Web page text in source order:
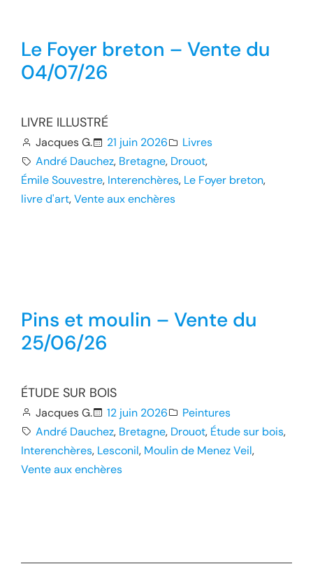
Le Foyer breton – Vente du
04/07/26
LIVRE ILLUSTRÉ
Jacques G. 21 juin 2026
Livres
André Dauchez, Bretagne, Drouot,
Émile Souvestre, Interenchères, Le Foyer breton,
livre d'art, Vente aux enchères
Pins et moulin – Vente du
25/06/26
ÉTUDE SUR BOIS
Jacques G. 12 juin 2026
Peintures
André Dauchez, Bretagne, Drouot, Étude sur bois,
Interenchères, Lesconil, Moulin de Menez Veil,
Vente aux enchères